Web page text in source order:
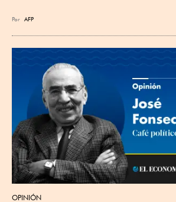
Por AFP
OPINIÓN